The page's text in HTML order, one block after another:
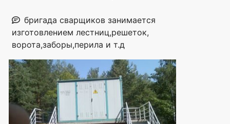
бригада сварщиков занимается
изготовлением лестниц,решеток,
ворота,заборы,перила и т.д